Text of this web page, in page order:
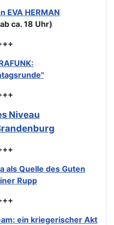
EVA HERMAN
ca. 18 Uhr)
Niveau
als Quelle des Guten
Rupp
ein kriegerischer Akt